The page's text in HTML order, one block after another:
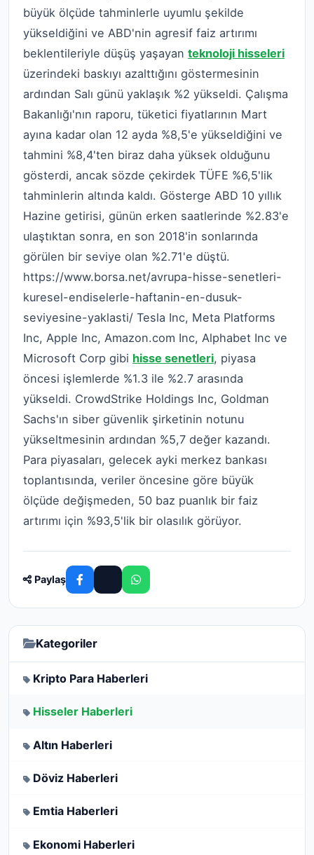
büyük ölçüde tahminlerle uyumlu şekilde
yükseldiğini ve ABD'nin agresif faiz artırımı
beklentileriyle düşüş yaşayan teknoloji hisseleri
üzerindeki baskıyı azalttığını göstermesinin
ardından Salı günü yaklaşık %2 yükseldi. Çalışma
Bakanlığı'nın raporu, tüketici fiyatlarının Mart
ayına kadar olan 12 ayda %8,5'e yükseldiğini ve
tahmini %8,4'ten biraz daha yüksek olduğunu
gösterdi, ancak sözde çekirdek TÜFE %6,5'lik
tahminlerin altında kaldı. Gösterge ABD 10 yıllık
Hazine getirisi, günün erken saatlerinde %2.83'e
ulaştıktan sonra, en son 2018'in sonlarında
görülen bir seviye olan %2.71'e düştü.
https://www.borsa.net/avrupa-hisse-senetleri-
kuresel-endiselerle-haftanin-en-dusuk-
seviyesine-yaklasti/ Tesla Inc, Meta Platforms
Inc, Apple Inc, Amazon.com Inc, Alphabet Inc ve
Microsoft Corp gibi hisse senetleri, piyasa
öncesi işlemlerde %1.3 ile %2.7 arasında
yükseldi. CrowdStrike Holdings Inc, Goldman
Sachs'ın siber güvenlik şirketinin notunu
yükseltmesinin ardından %5,7 değer kazandı.
Para piyasaları, gelecek ayki merkez bankası
toplantısında, veriler öncesine göre büyük
ölçüde değişmeden, 50 baz puanlık bir faiz
artırımı için %93,5'lik bir olasılık görüyor.
Paylaş
Kategoriler
Kripto Para Haberleri
Hisseler Haberleri
Altın Haberleri
Döviz Haberleri
Emtia Haberleri
Ekonomi Haberleri